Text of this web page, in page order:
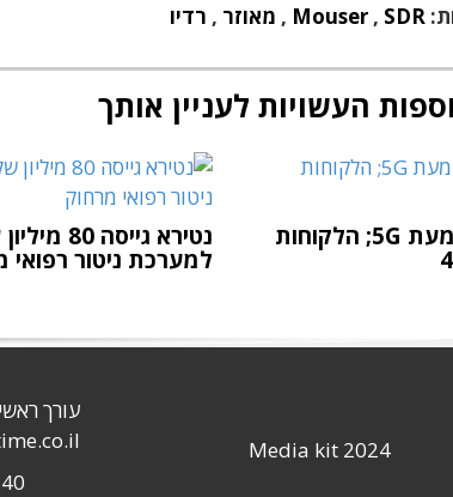
Mouser , SDR
, מאוזר , רדיו
העשויות לעניין אותך
האטה בהטמעת 5G; הלקוחות נטירא גייסה
למערכת ניטור רפואי
Media kit 2024
עורך